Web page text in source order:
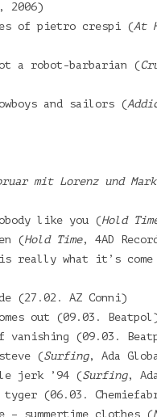
2006)
of pietro crespi (At
a robot-barbarian (
and sailors (
mit Lorenz und
like you (Hold
(Hold Time, 4AD
really what it’s
(27.02. AZ Conni)
out (09.03.
(09.03.
steve (Surfing, Ada
jerk ’94 (Surfing,
tyger (06.03.
– summertime clothes (